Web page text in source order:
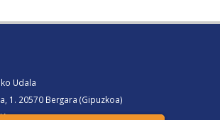
Udala
1. 20570 Bergara (Gipuzkoa)